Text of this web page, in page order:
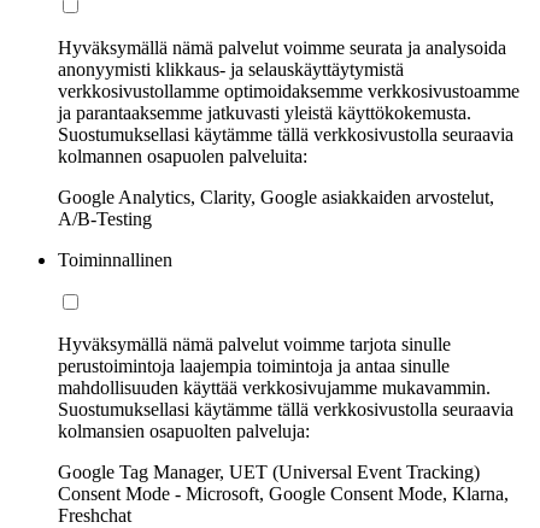
Hyväksymällä nämä palvelut voimme seurata ja analysoida
anonyymisti klikkaus- ja selauskäyttäytymistä
verkkosivustollamme optimoidaksemme verkkosivustoamme
ja parantaaksemme jatkuvasti yleistä käyttökokemusta.
Suostumuksellasi käytämme tällä verkkosivustolla seuraavia
kolmannen osapuolen palveluita:
Google Analytics, Clarity, Google asiakkaiden arvostelut,
A/B-Testing
Toiminnallinen
Hyväksymällä nämä palvelut voimme tarjota sinulle
perustoimintoja laajempia toimintoja ja antaa sinulle
mahdollisuuden käyttää verkkosivujamme mukavammin.
Suostumuksellasi käytämme tällä verkkosivustolla seuraavia
kolmansien osapuolten palveluja:
Google Tag Manager, UET (Universal Event Tracking)
Consent Mode - Microsoft, Google Consent Mode, Klarna,
Freshchat